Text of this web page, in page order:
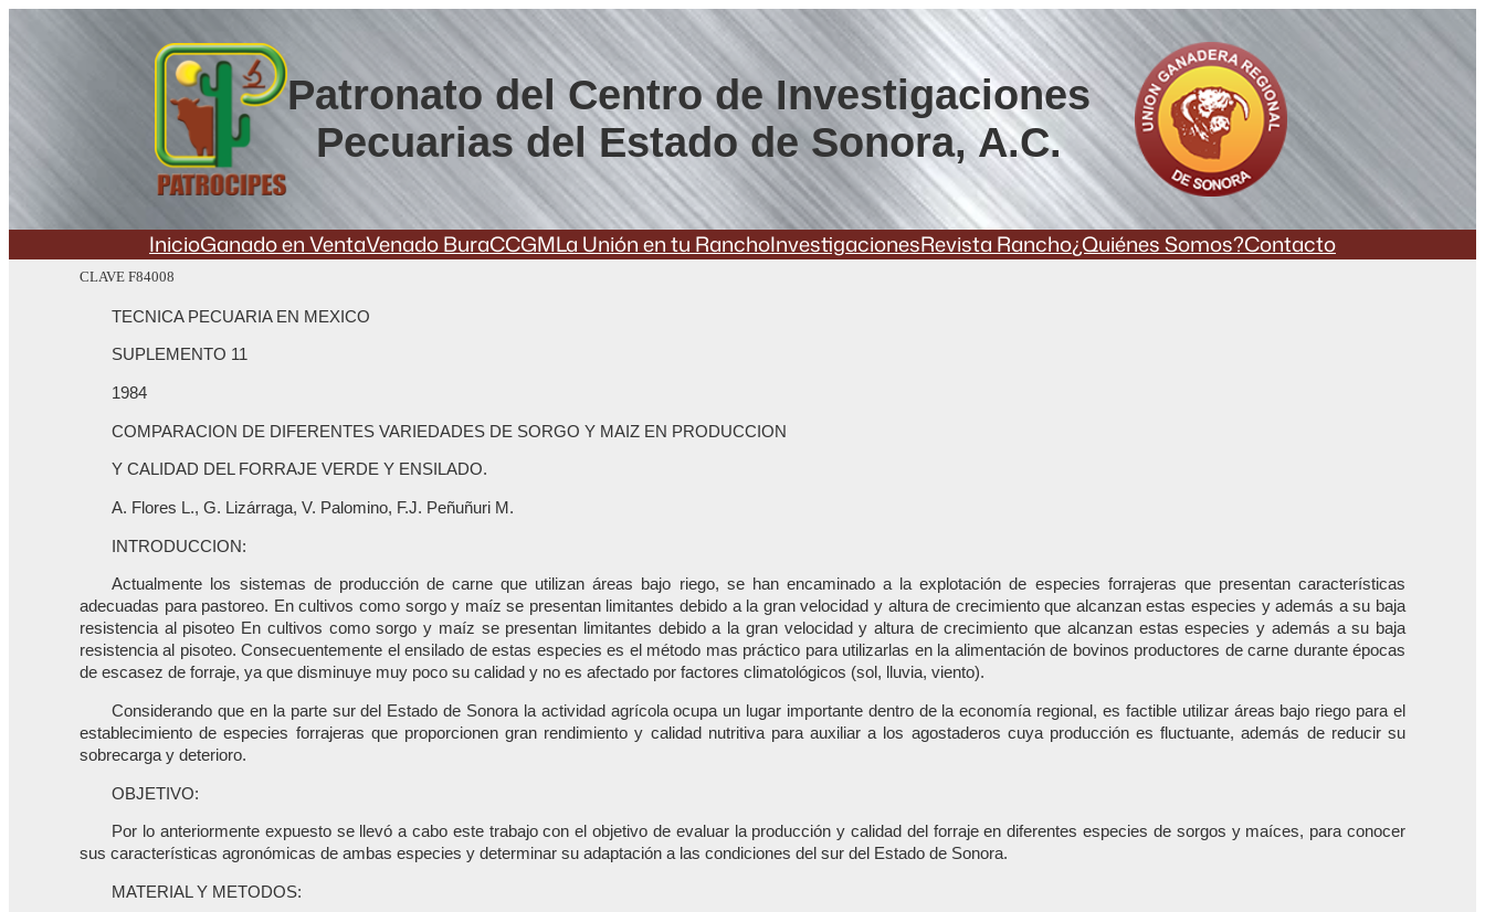
Patronato del Centro de Investigaciones
Pecuarias del Estado de Sonora, A.C.
InicioGanado en VentaVenado BuraCCGMLa Unión en tu RanchoInvestigacionesRevista Rancho¿Quiénes Somos?Contacto
CLAVE F84008
TECNICA PECUARIA EN MEXICO
SUPLEMENTO 11
1984
COMPARACION DE DIFERENTES VARIEDADES DE SORGO Y MAIZ EN PRODUCCION
Y CALIDAD DEL FORRAJE VERDE Y ENSILADO.
A. Flores L., G. Lizárraga, V. Palomino, F.J. Peñuñuri M.
INTRODUCCION:
Actualmente los sistemas de producción de carne que utilizan áreas bajo riego, se han encaminado a la explotación de especies forrajeras que presentan características
adecuadas para pastoreo. En cultivos como sorgo y maíz se presentan limitantes debido a la gran velocidad y altura de crecimiento que alcanzan estas especies y además a su baja
resistencia al pisoteo En cultivos como sorgo y maíz se presentan limitantes debido a la gran velocidad y altura de crecimiento que alcanzan estas especies y además a su baja
resistencia al pisoteo. Consecuentemente el ensilado de estas especies es el método mas práctico para utilizarlas en la alimentación de bovinos productores de carne durante épocas
de escasez de forraje, ya que disminuye muy poco su calidad y no es afectado por factores climatológicos (sol, lluvia, viento).
Considerando que en la parte sur del Estado de Sonora la actividad agrícola ocupa un lugar importante dentro de la economía regional, es factible utilizar áreas bajo riego para el
establecimiento de especies forrajeras que proporcionen gran rendimiento y calidad nutritiva para auxiliar a los agostaderos cuya producción es fluctuante, además de reducir su
sobrecarga y deterioro.
OBJETIVO:
Por lo anteriormente expuesto se llevó a cabo este trabajo con el objetivo de evaluar la producción y calidad del forraje en diferentes especies de sorgos y maíces, para conocer
sus características agronómicas de ambas especies y determinar su adaptación a las condiciones del sur del Estado de Sonora.
MATERIAL Y METODOS: